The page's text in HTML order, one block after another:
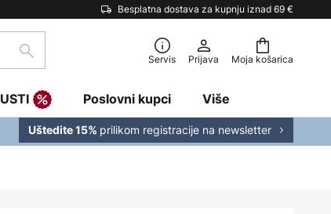
Besplatna dostava za kupnju iznad 69 €
Moja košarica
traži Servis Prijava
Poslovni kupci Više
Uštedite 15% prilikom registracije na newsletter